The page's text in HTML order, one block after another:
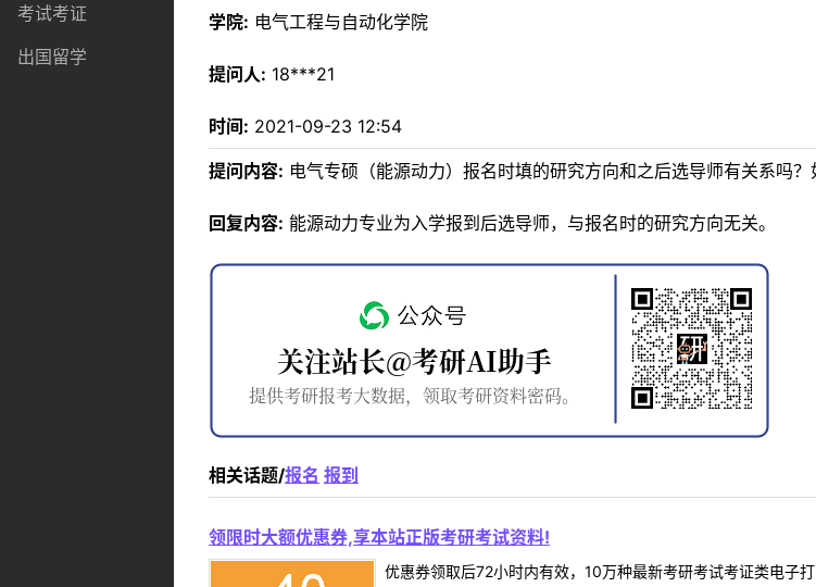
考试考证
出国留学
学院: 电气工程与自动化学院
提问人: 18***21
时间: 2021-09-23 12:54
提问内容: 电气专硕（能源动力）报名时填的研究方向和之后选导师有关系吗
回复内容: 能源动力专业为入学报到后选导师，与报名时的研究方向无关。
相关话题/报名 报到
领限时大额优惠券,享本站正版考研考试资料!
优惠券领取后72小时内有效，10万种最新考研考试考证类电子